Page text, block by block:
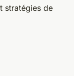
stratégies de